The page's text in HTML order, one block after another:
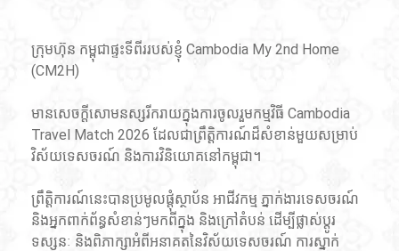
ក្រុមហ៊ុន កម្ពុជាផ្ទះទីពីររបស់ខ្ញុំ Cambodia My 2nd Home
(CM2H)
មានសេចក្តីសោមនស្សរីករាយក្នុងការចូលរួមកម្មវិធី Cambodia
Travel Match 2026 ដែលជាព្រឹត្តិការណ៍ដ៏សំខាន់មួយសម្រាប់
វិស័យទេសចរណ៍ និងការវិនិយោគនៅកម្ពុជា។
ព្រឹត្តិការណ៍នេះបានប្រមូលផ្តុំស្ថាប័ន អាជីវកម្ម ភ្នាក់ងារទេសចរណ៍
និងអ្នកពាក់ព័ន្ធសំខាន់ៗមកពីក្នុង និងក្រៅតំបន់ ដើម្បីផ្លាស់ប្តូរ
ទស្សនៈ និងពិភាក្សាអំពីអនាគតនៃវិស័យទេសចរណ៍ ការស្នាក់